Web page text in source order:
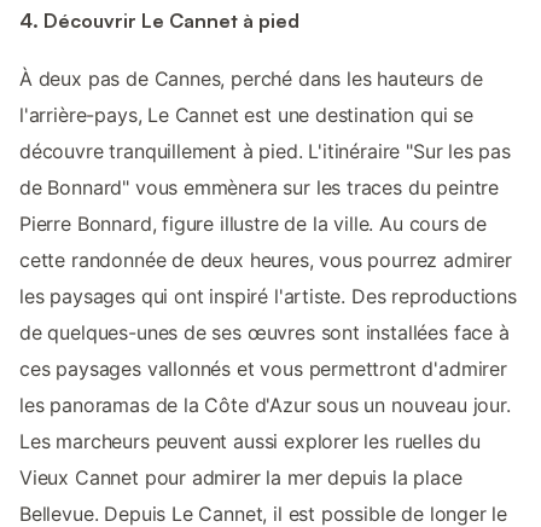
4. Découvrir Le Cannet à pied
À deux pas de Cannes, perché dans les hauteurs de
l'arrière-pays, Le Cannet est une destination qui se
découvre tranquillement à pied. L'itinéraire "Sur les pas
de Bonnard" vous emmènera sur les traces du peintre
Pierre Bonnard, figure illustre de la ville. Au cours de
cette randonnée de deux heures, vous pourrez admirer
les paysages qui ont inspiré l'artiste. Des reproductions
de quelques-unes de ses œuvres sont installées face à
ces paysages vallonnés et vous permettront d'admirer
les panoramas de la Côte d'Azur sous un nouveau jour.
Les marcheurs peuvent aussi explorer les ruelles du
Vieux Cannet pour admirer la mer depuis la place
Bellevue. Depuis Le Cannet, il est possible de longer le